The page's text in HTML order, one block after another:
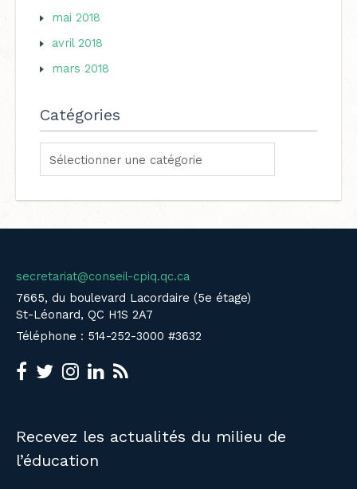
mai 2018
avril 2018
mars 2018
Catégories
secretariat@conseil-cpiq.qc.ca
7665, du boulevard Lacordaire (5e étage)
St-Léonard, QC H1S 2A7
Téléphone : 514-252-3000 #3632
Recevez les actualités du milieu de
l’éducation